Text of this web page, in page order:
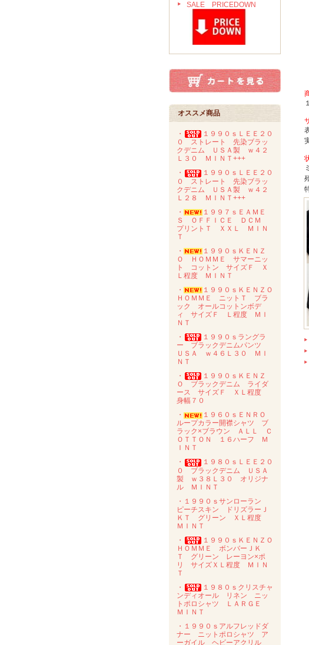
SALE PRICEDOWN
オススメ商品
・
１９９０ｓＬＥＥ２０
０ ストレート 先染ブラッ
クデニム ＵＳＡ製 ｗ４２
Ｌ３０ ＭＩＮＴ+++
・
１９９０ｓＬＥＥ２０
０ ストレート 先染ブラッ
クデニム ＵＳＡ製 ｗ４２
Ｌ２８ ＭＩＮＴ+++
・
１９９７ｓＥＡＭＥ
Ｓ ＯＦＦＩＣＥ ＤＣＭ
プリントＴ ＸＸＬ ＭＩＮ
Ｔ
・
１９９０ｓＫＥＮＺ
Ｏ ＨＯＭＭＥ サマーニッ
ト コットン サイズＦ Ｘ
Ｌ程度 ＭＩＮＴ
・
１９９０ｓＫＥＮＺＯ
ＨＯＭＭＥ ニットＴ ブラ
ック オールコットンボデ
ィ サイズＦ Ｌ程度 ＭＩ
ＮＴ
・
１９９０ｓラングラ
ー ブラックデニムパンツ
ＵＳＡ ｗ４６Ｌ３０ ＭＩ
ＮＴ
・
１９９０ｓＫＥＮＺ
Ｏ ブラックデニム ライダ
ース サイズＦ ＸＬ程度
身幅７０
・
１９６０ｓＥＮＲＯ
ループカラー開襟シャツ ブ
ラック×ブラウン ＡＬＬ Ｃ
ＯＴＴＯＮ １６ハーフ Ｍ
ＩＮＴ
・
１９８０ｓＬＥＥ２０
０ ブラックデニム ＵＳＡ
製 ｗ３８Ｌ３０ オリジナ
ル ＭＩＮＴ
・１９９０ｓサンローラン
ピーチスキン ドリズラーＪ
ＫＴ グリーン ＸＬ程度
ＭＩＮＴ
・
１９９０ｓＫＥＮＺＯ
ＨＯＭＭＥ ボンバーＪＫ
Ｔ グリーン レーヨン×ポ
リ サイズＸＬ程度 ＭＩＮ
Ｔ
・
１９８０ｓクリスチャ
ンディオール リネン ニッ
トポロシャツ ＬＡＲＧＥ
ＭＩＮＴ
・１９９０ｓアルフレッドダ
ナー ニットポロシャツ ア
ーガイル ヘビーアクリル